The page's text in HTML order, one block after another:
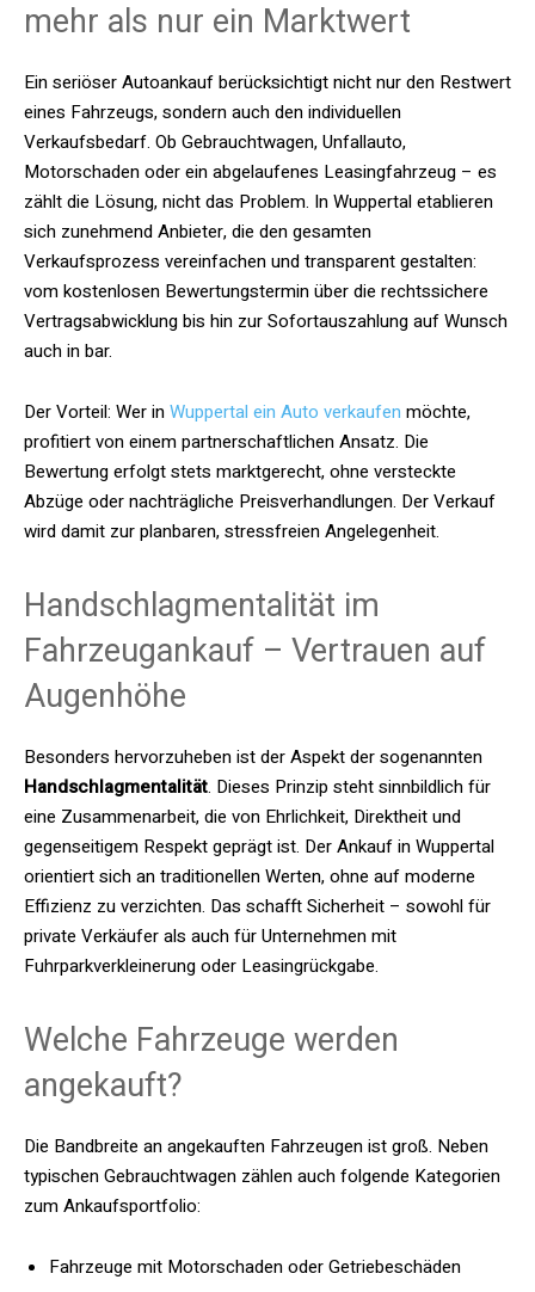
mehr als nur ein Marktwert
Ein seriöser Autoankauf berücksichtigt nicht nur den Restwert
eines Fahrzeugs, sondern auch den individuellen
Verkaufsbedarf. Ob Gebrauchtwagen, Unfallauto,
Motorschaden oder ein abgelaufenes Leasingfahrzeug – es
zählt die Lösung, nicht das Problem. In Wuppertal etablieren
sich zunehmend Anbieter, die den gesamten
Verkaufsprozess vereinfachen und transparent gestalten:
vom kostenlosen Bewertungstermin über die rechtssichere
Vertragsabwicklung bis hin zur Sofortauszahlung auf Wunsch
auch in bar.
Der Vorteil: Wer inWuppertal ein Auto verkaufen möchte,
profitiert von einem partnerschaftlichen Ansatz. Die
Bewertung erfolgt stets marktgerecht, ohne versteckte
Abzüge oder nachträgliche Preisverhandlungen. Der Verkauf
wird damit zur planbaren, stressfreien Angelegenheit.
Handschlagmentalität im
Fahrzeugankauf – Vertrauen auf
Augenhöhe
Besonders hervorzuheben ist der Aspekt der sogenannten
Handschlagmentalität. Dieses Prinzip steht sinnbildlich für
eine Zusammenarbeit, die von Ehrlichkeit, Direktheit und
gegenseitigem Respekt geprägt ist. Der Ankauf in Wuppertal
orientiert sich an traditionellen Werten, ohne auf moderne
Effizienz zu verzichten. Das schafft Sicherheit – sowohl für
private Verkäufer als auch für Unternehmen mit
Fuhrparkverkleinerung oder Leasingrückgabe.
Welche Fahrzeuge werden
angekauft?
Die Bandbreite an angekauften Fahrzeugen ist groß. Neben
typischen Gebrauchtwagen zählen auch folgende Kategorien
zum Ankaufsportfolio:
Fahrzeuge mit Motorschaden oder Getriebeschäden